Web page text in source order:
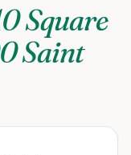
Square
Saint